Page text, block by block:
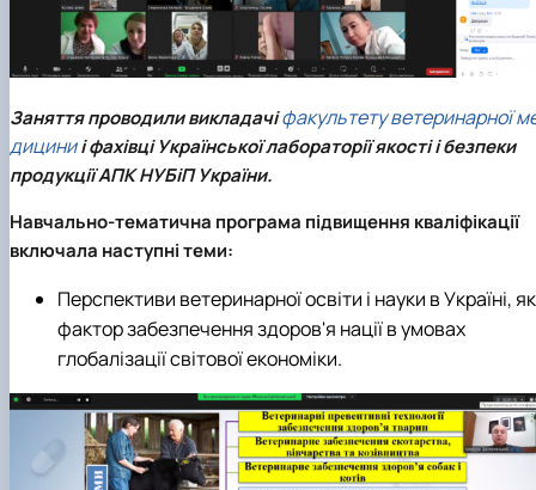
Заняття проводили викладачіфакультету ветеринарної
дициниі фахівціУкраїнської лабораторії якості і безпеки
продукції АПК НУБіП України.
Навчально-тематична програма підвищення кваліфікації
включала наступні теми:
Перспективи ветеринарної освіти і науки в Україні, як
фактор забезпечення здоров'я нації в умовах
глобалізації світової економіки.